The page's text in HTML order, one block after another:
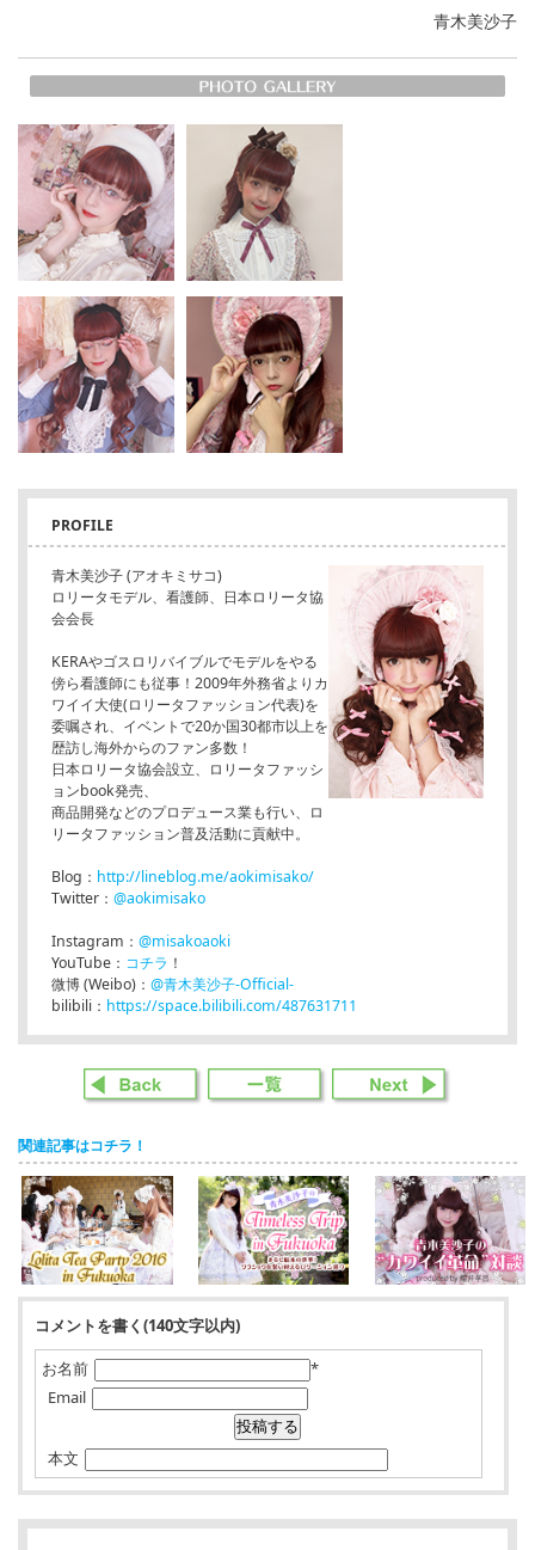
青木美沙子
PROFILE
青木美沙子 (アオキミサコ)
ロリータモデル、看護師、日本ロリータ協
会会長
KERAやゴスロリバイブルでモデルをやる
傍ら看護師にも従事！2009年外務省よりカ
ワイイ大使(ロリータファッション代表)を
委嘱され、イベントで20か国30都市以上を
歴訪し海外からのファン多数！
日本ロリータ協会設立、ロリータファッシ
ョンbook発売、
商品開発などのプロデュース業も行い、ロ
リータファッション普及活動に貢献中。
Blog： http://lineblog.me/aokimisako/
Twitter： @aokimisako
Instagram： @misakoaoki
YouTube： コチラ ！
微博 (Weibo)： @青木美沙子-Official-
bilibili： https://space.bilibili.com/487631711
関連記事はコチラ！
コメントを書く(140文字以内)
お名前
*
Email
本文